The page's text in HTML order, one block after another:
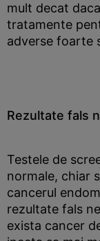
mult decat
tratamente
adverse foarte
Rezultate fals
Testele de
normale, chiar
cancerul
rezultate fals
exista cancer